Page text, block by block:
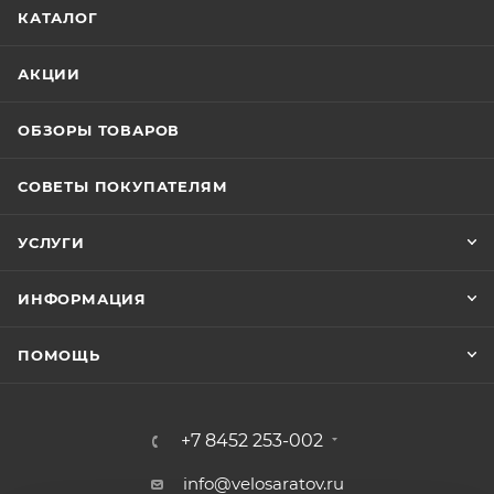
КАТАЛОГ
АКЦИИ
ОБЗОРЫ ТОВАРОВ
СОВЕТЫ ПОКУПАТЕЛЯМ
УСЛУГИ
ИНФОРМАЦИЯ
ПОМОЩЬ
+7 8452 253-002
info@velosaratov.ru